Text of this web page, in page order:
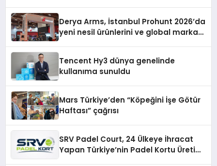
Derya Arms, İstanbul Prohunt 2026’da
yeni nesil ürünlerini ve global marka
Tencent Hy3 dünya genelinde
kullanıma sunuldu
Mars Türkiye’den “Köpeğini İşe Götür
Haftası” çağrısı
SRV Padel Court, 24 Ülkeye İhracat
Yapan Türkiye’nin Padel Kortu Üretim